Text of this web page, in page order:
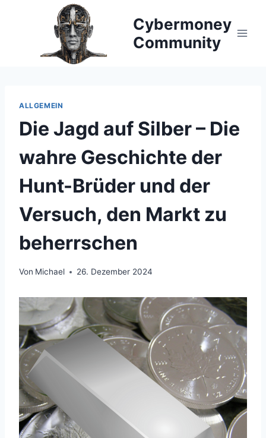
Cybermoney
Community
ALLGEMEIN
Die Jagd auf Silber – Die
wahre Geschichte der
Hunt-Brüder und der
Versuch, den Markt zu
beherrschen
Von Michael 26. Dezember 2024